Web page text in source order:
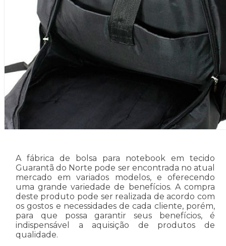
A fábrica de bolsa para notebook em tecido
Guarantã do Norte pode ser encontrada no atual
mercado em variados modelos, e oferecendo
uma grande variedade de benefícios. A compra
deste produto pode ser realizada de acordo com
os gostos e necessidades de cada cliente, porém,
para que possa garantir seus benefícios, é
indispensável a aquisição de produtos de
qualidade.